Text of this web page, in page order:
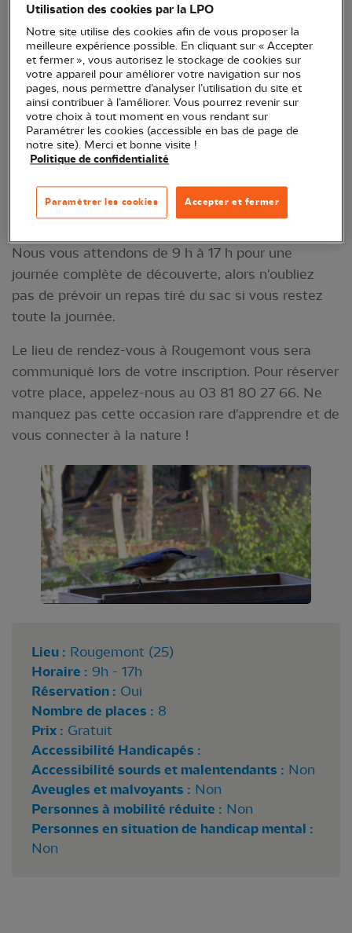
apprendre à reconnaître les différentes espèces
d'oiseaux hivernants.. Une immersion unique dans
la nature hivernale vous attend, avec des
conseils pour mieux comprendre les oiseaux et leur
environnement. Vous aurez aussi l’opportunité de
participer à une expérience d’observation pratique
et d’identification des espèces.
Les places sont limitées afin de garantir une
Nous vous attendons de 9 h à 17 h pour une
journée complète de découverte, alors n'oubliez
pas de prévoir un repas tiré du sac si vous restez
toute la journée.
Le lieu de rendez-vous à Rougemont vous sera
communiqué lors de votre inscription. Pour réserver
votre place, appelez-nous au 03 81 80 27 66. Ne
manquez pas cette occasion rare d'apprendre et de
vous connecter à la nature !
Lieu : Rougemont (25)
Horaire : 9h - 17h
Réservation : Oui
Nombre de places : 8
Prix : Gratuit
Accessibilité Handicapés :
Accessibilité sourds et malentendants : Non
Aveugles et malvoyants : Non
Personnes à mobilité réduite : Non
Personnes en situation de handicap mental :
Non
Utilisation des cookies par la LPO
Notre site utilise des cookies afin de vous proposer la
meilleure expérience possible. En cliquant sur « Accepter
et fermer », vous autorisez le stockage de cookies sur
votre appareil pour améliorer votre navigation sur nos
pages, nous permettre d’analyser l’utilisation du site et
ainsi contribuer à l’améliorer. Vous pourrez revenir sur
votre choix à tout moment en vous rendant sur
Paramétrer les cookies (accessible en bas de page de
notre site). Merci et bonne visite !
Politique de confidentialité
Accepter et fermer
Paramétrer les cookies